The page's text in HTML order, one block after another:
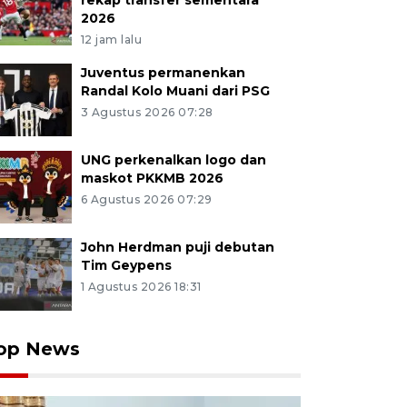
2026
12 jam lalu
Juventus permanenkan
Randal Kolo Muani dari PSG
3 Agustus 2026 07:28
UNG perkenalkan logo dan
maskot PKKMB 2026
6 Agustus 2026 07:29
John Herdman puji debutan
Tim Geypens
1 Agustus 2026 18:31
News